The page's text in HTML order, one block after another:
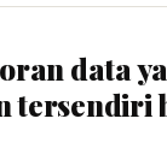
data